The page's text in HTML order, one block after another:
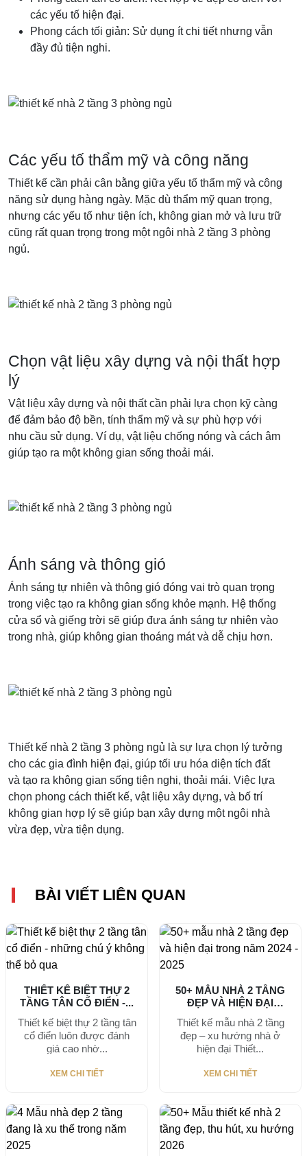
các yếu tố hiện đại.
Phong cách tối giản: Sử dụng ít chi tiết nhưng vẫn
đầy đủ tiện nghi.
Các yếu tố thẩm mỹ và công năng
Thiết kế cần phải cân bằng giữa yếu tố thẩm mỹ và công
năng sử dụng hàng ngày. Mặc dù thẩm mỹ quan trọng,
nhưng các yếu tố như tiện ích, không gian mở và lưu trữ
cũng rất quan trọng trong một ngôi nhà 2 tầng 3 phòng
ngủ.
Chọn vật liệu xây dựng và nội thất hợp
lý
Vật liệu xây dựng và nội thất cần phải lựa chọn kỹ càng
để đảm bảo độ bền, tính thẩm mỹ và sự phù hợp với
nhu cầu sử dụng. Ví dụ, vật liệu chống nóng và cách âm
giúp tạo ra một không gian sống thoải mái.
Ánh sáng và thông gió
Ánh sáng tự nhiên và thông gió đóng vai trò quan trọng
trong việc tạo ra không gian sống khỏe mạnh. Hệ thống
cửa sổ và giếng trời sẽ giúp đưa ánh sáng tự nhiên vào
trong nhà, giúp không gian thoáng mát và dễ chịu hơn.
Thiết kế nhà 2 tầng 3 phòng ngủ là sự lựa chọn lý tưởng
cho các gia đình hiện đại, giúp tối ưu hóa diện tích đất
và tạo ra không gian sống tiện nghi, thoải mái. Việc lựa
chọn phong cách thiết kế, vật liệu xây dựng, và bố trí
không gian hợp lý sẽ giúp bạn xây dựng một ngôi nhà
vừa đẹp, vừa tiện dụng.
BÀI VIẾT LIÊN QUAN
THIẾT KẾ BIỆT THỰ 2
TẦNG TÂN CỔ ĐIỂN -...
Thiết kế biệt thự 2 tầng tân
cổ điển luôn được đánh
giá cao nhờ...
XEM CHI TIẾT
50+ MẪU NHÀ 2 TẦNG
ĐẸP VÀ HIỆN ĐẠI
TRONG...
Thiết kế mẫu nhà 2 tầng
đẹp – xu hướng nhà ở
hiện đại Thiết...
XEM CHI TIẾT